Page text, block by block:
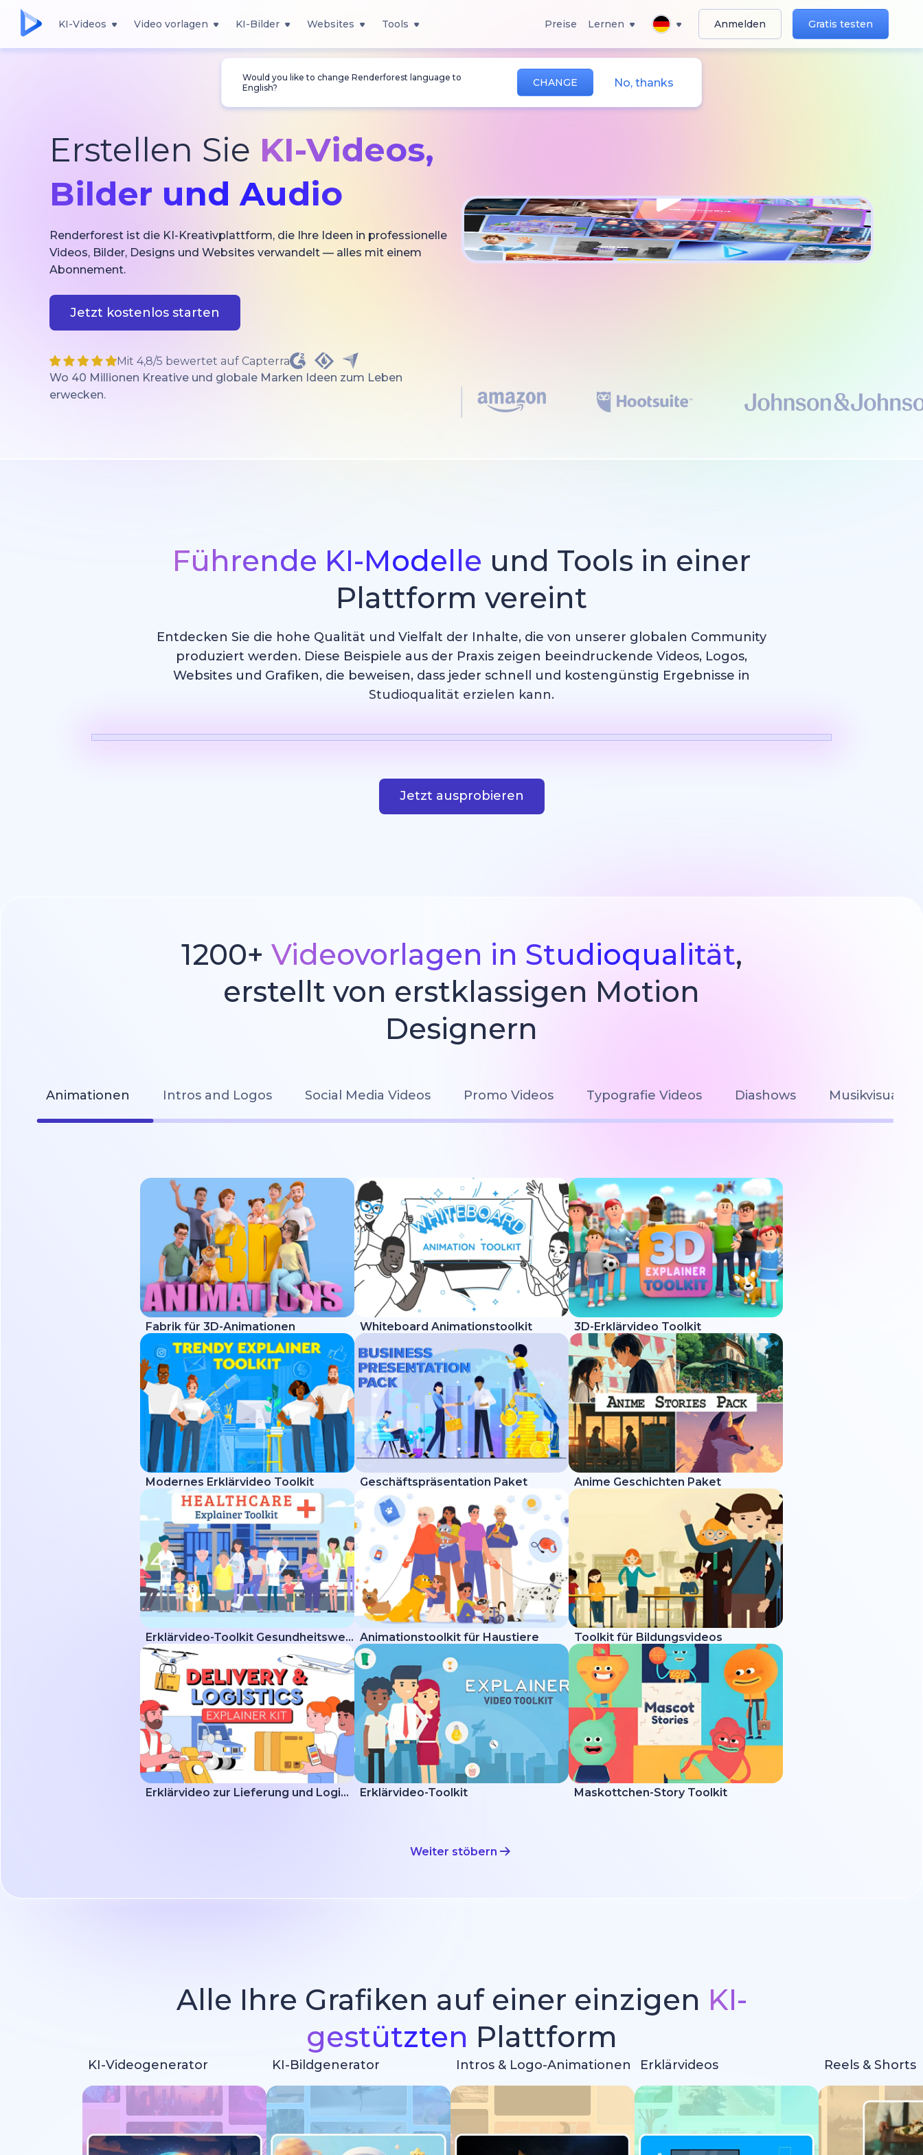
KI-Videos Video vorlagen KI-Bilder Websites Tools Preise Lernen Anmelden Gratis testen
Would you like to change Renderforest language to
English?
CHANGE No, thanks
Erstellen Sie KI-Videos,
Bilder und Audio
Renderforest ist die KI-Kreativplattform, die Ihre Ideen in professionelle
Videos, Bilder, Designs und Websites verwandelt — alles mit einem
Abonnement.
Jetzt kostenlos starten
Mit 4,8/5 bewertet auf Capterra
Wo 40 Millionen Kreative und globale Marken Ideen zum Leben
erwecken.
Führende KI-Modelle und Tools in einer
Plattform vereint
Entdecken Sie die hohe Qualität und Vielfalt der Inhalte, die von unserer globalen Community
produziert werden. Diese Beispiele aus der Praxis zeigen beeindruckende Videos, Logos,
Websites und Grafiken, die beweisen, dass jeder schnell und kostengünstig Ergebnisse in
Studioqualität erzielen kann.
Jetzt ausprobieren
1200+ Videovorlagen in Studioqualität,
erstellt von erstklassigen Motion
Designern
Animationen Intros and Logos Social Media Videos Promo Videos Typografie Videos Diashows
Fabrik für 3D-Animationen Whiteboard Animationstoolkit 3D-Erklärvideo Toolkit
Modernes Erklärvideo Toolkit Geschäftspräsentation Paket Anime Geschichten Paket
Erklärvideo-Toolkit Gesundheitswesen Animationstoolkit für Haustiere Toolkit für Bildungsvideos
Erklärvideo zur Lieferung und Logistik Erklärvideo-Toolkit Maskottchen-Story Toolkit
Weiter stöbern
Alle Ihre Grafiken auf einer einzigen KI-
gestützten Plattform
KI-Videogenerator KI-Bildgenerator Intros & Logo-Animationen Erklärvideos Reels & Shorts